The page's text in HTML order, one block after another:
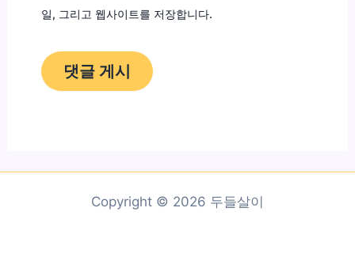
일, 그리고 웹사이트를 저장합니다.
Copyright © 2026 두들살이